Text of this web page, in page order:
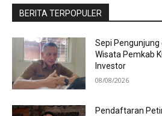
BERITA TERPOPULER
Sepi Pengunjung
Wisata Pemkab
Investor
08/08/2026
Pendaftaran